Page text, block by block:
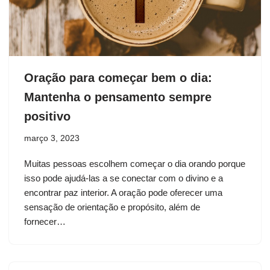
Oração para começar bem o dia:
Mantenha o pensamento sempre
positivo
março 3, 2023
Muitas pessoas escolhem começar o dia orando porque
isso pode ajudá-las a se conectar com o divino e a
encontrar paz interior. A oração pode oferecer uma
sensação de orientação e propósito, além de
fornecer…